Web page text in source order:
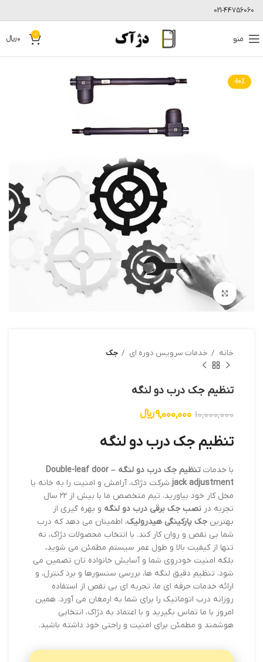
021-44756060
منو 0
0﷼
-10%
بزرگنمایی تصویر
خانه خدمات سرویس دوره ای جک
تنظیم جک درب دو لنگه
10,000,000
9,000,000﷼
تنظیم جک درب دو لنگه
با خدمات
تنظیم جک درب دو لنگه – Double-leaf door
jack adjustment شرکت دژاک، آرامش و امنیت را به خانه یا
محل کار خود بیاورید. تیم متخصص ما با بیش از ۲۲ سال
تجربه در نصب جک برقی درب دو لنگه و بهره گیری از
بهترین جک پارکینگی هیدرولیک، اطمینان می دهد که درب
شما بی نقص و روان کار کند. با انتخاب محصولات دژاک، نه
تنها از کیفیت بالا و طول عمر سیستم مطمئن می شوید،
بلکه امنیت خودروی شما و آسایش خانواده تان تضمین می
شود. تنظیم دقیق لنگه ها، بررسی سنسورها و برد کنترل، و
ارائه خدمات حرفه ای ما، تجربه ای بی نقص از استفاده
روزانه درب اتوماتیک را برای شما به ارمغان می آورد. همین
امروز با ما تماس بگیرید و با اعتماد به دژاک، انتخابی
هوشمند و مطمئن برای امنیت و راحتی خود داشته باشید.